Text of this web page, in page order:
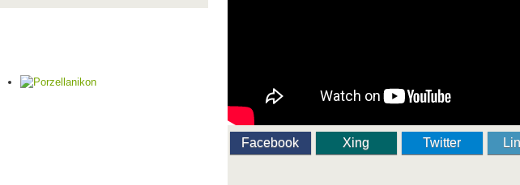
Facebook Xing Twitter